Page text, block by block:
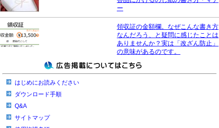
ー
領収証の金額欄。なぜこんな書き方
なんだろう、と疑問に感じたことは
ありませんか？実は「改ざん防止」
の意味があるのです。
はじめにお読みください
ダウンロード手順
Q&A
サイトマップ